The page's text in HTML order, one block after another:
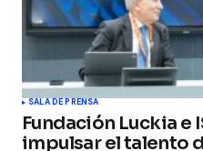
Guarda mi nombre,
este navegador para
comente.
Submit Comment
SALA DE PRENSA
Fundación Luckia e
impulsar el talento